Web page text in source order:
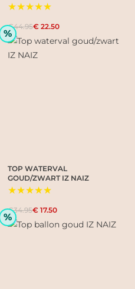
★★★★★
€44.95€ 22.50
%
TOP WATERVAL
GOUD/ZWART IZ NAIZ
★★★★★
€34.95€ 17.50
%